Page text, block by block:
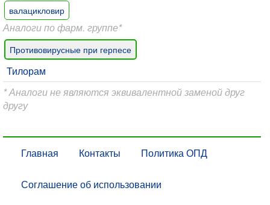
валацикловир
Аналоги по фарм. группе*
Противовирусные при герпесе
Тилорам
* Аналоги не являются эквивалентной заменой друг
другу
Главная Контакты Политика ОПД
Соглашение об использовании